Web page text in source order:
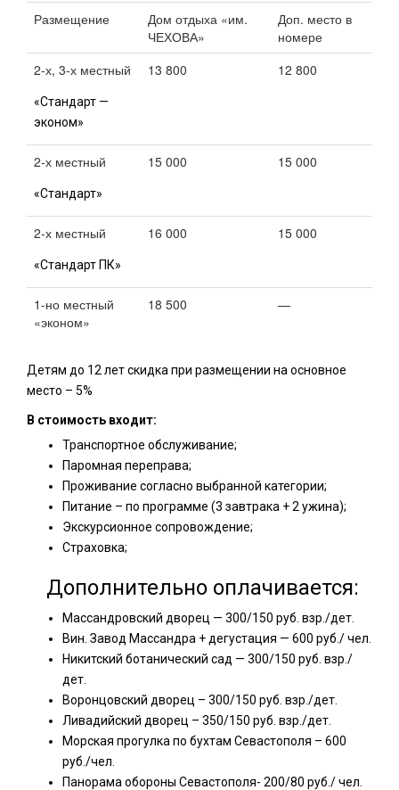
Размещение
Дом отдыха «им.
ЧЕХОВА»
Доп. место в
номере
2-х, 3-х местный
«Стандарт —
эконом»
13 800 12 800
2-х местный
«Стандарт»
15 000 15 000
2-х местный
«Стандарт ПК»
16 000 15 000
1-но местный
«эконом»
18 500 —
Детям до 12 лет скидка при размещении на основное
место – 5%
В стоимость входит:
Транспортное обслуживание;
Паромная переправа;
Проживание согласно выбранной категории;
Питание – по программе (3 завтрака + 2 ужина);
Экскурсионное сопровождение;
Страховка;
Дополнительно оплачивается:
Массандровский дворец — 300/150 руб. взр./дет.
Вин. Завод Массандра + дегустация — 600 руб./ чел.
Никитский ботанический сад — 300/150 руб. взр./
дет.
Воронцовский дворец – 300/150 руб. взр./дет.
Ливадийский дворец – 350/150 руб. взр./дет.
Морская прогулка по бухтам Севастополя – 600
руб./чел.
Панорама обороны Севастополя- 200/80 руб./ чел.